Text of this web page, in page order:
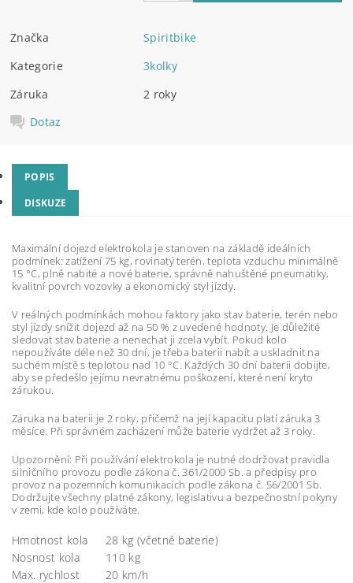
Značka
Spiritbike
Kategorie
3kolky
Záruka
2 roky
Dotaz
POPIS
DISKUZE
Maximální dojezd elektrokola je stanoven na základě ideálních
podmínek: zatížení 75 kg, rovinatý terén, teplota vzduchu minimálně
15 °C, plně nabité a nové baterie, správně nahuštěné pneumatiky,
kvalitní povrch vozovky a ekonomický styl jízdy.
V reálných podmínkách mohou faktory jako stav baterie, terén nebo
styl jízdy snížit dojezd až na 50 % z uvedené hodnoty. Je důležité
sledovat stav baterie a nenechat ji zcela vybít. Pokud kolo
nepoužíváte déle než 30 dní, je třeba baterii nabít a uskladnit na
suchém místě s teplotou nad 10 °C. Každých 30 dní baterii dobijte,
aby se předešlo jejímu nevratnému poškození, které není kryto
zárukou.
Záruka na baterii je 2 roky, přičemž na její kapacitu platí záruka 3
měsíce. Při správném zacházení může baterie vydržet až 3 roky.
Upozornění: Při používání elektrokola je nutné dodržovat pravidla
silničního provozu podle zákona č. 361/2000 Sb. a předpisy pro
provoz na pozemních komunikacích podle zákona č. 56/2001 Sb.
Dodržujte všechny platné zákony, legislativu a bezpečnostní pokyny
v zemi, kde kolo používáte.
Hmotnost kola
28 kg (včetně baterie)
Nosnost kola
110 kg
Max. rychlost
20 km/h